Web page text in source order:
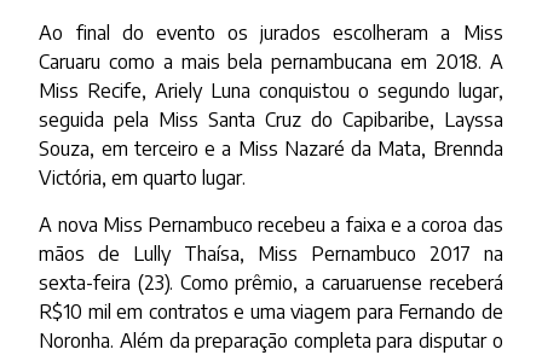
Ao final do evento os jurados escolheram a Miss
Caruaru como a mais bela pernambucana em 2018. A
Miss Recife, Ariely Luna conquistou o segundo lugar,
seguida pela Miss Santa Cruz do Capibaribe, Layssa
Souza, em terceiro e a Miss Nazaré da Mata, Brennda
Victória, em quarto lugar.
A nova Miss Pernambuco recebeu a faixa e a coroa das
mãos de Lully Thaísa, Miss Pernambuco 2017 na
sexta-feira (23). Como prêmio, a caruaruense receberá
R$10 mil em contratos e uma viagem para Fernando de
Noronha. Além da preparação completa para disputar o